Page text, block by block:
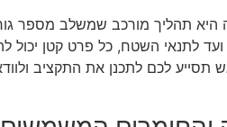
תהליך מורכב שמשלב מספר
לתנאי השטח, כל פרט קטן יכול
תסייע לכם לתכנן את התקציב